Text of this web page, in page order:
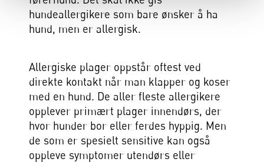
hundeallergikere som bare ønsker å ha
hund, men er allergisk.
Allergiske plager oppstår oftest ved
direkte kontakt når man klapper og koser
med en hund. De aller fleste allergikere
opplever primært plager innendørs, der
hvor hunder bor eller ferdes hyppig. Men
de som er spesielt sensitive kan også
oppleve symptomer utendørs eller